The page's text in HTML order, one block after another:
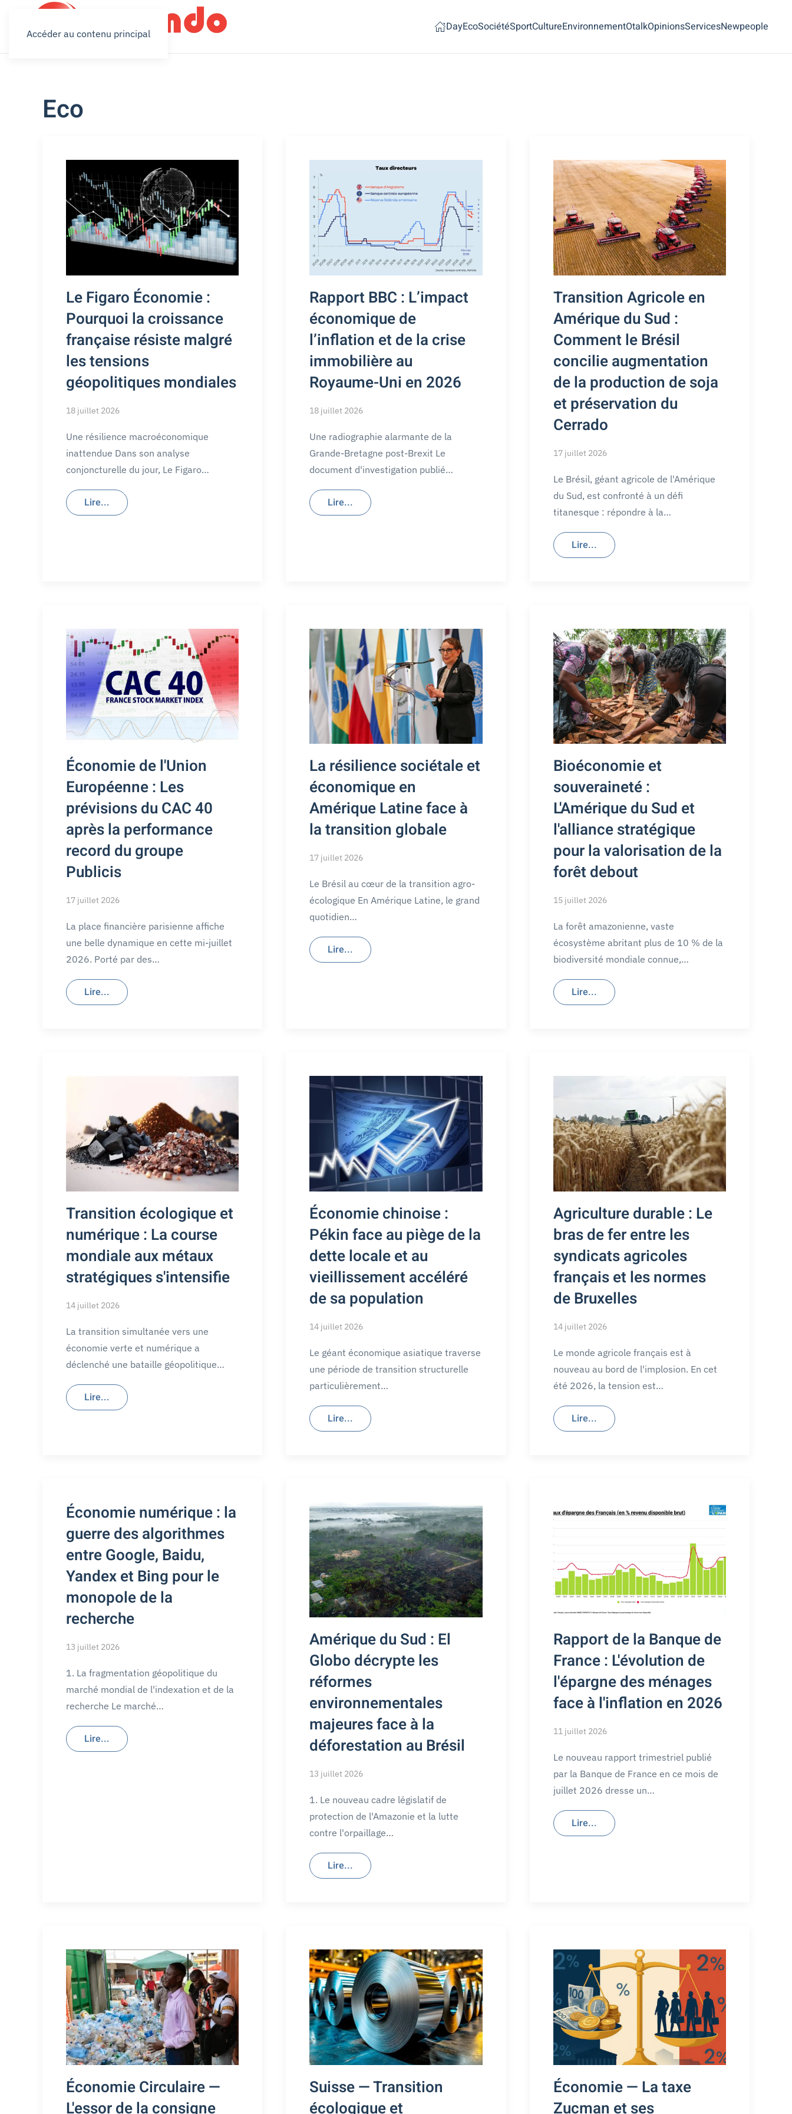
Accéder au contenu principal DayEcoSociétéSportCultureEnvironnementOtalkOpinionsServicesNewpeople
Eco
Le Figaro Économie :
Pourquoi la croissance
française résiste malgré
les tensions
géopolitiques mondiales
18 juillet 2026
Une résilience macroéconomique
inattendue Dans son analyse
conjoncturelle du jour, Le Figaro…
Lire...
Rapport BBC : L’impact
économique de
l’inflation et de la crise
immobilière au
Royaume-Uni en 2026
18 juillet 2026
Une radiographie alarmante de la
Grande-Bretagne post-Brexit Le
document d'investigation publié…
Lire...
Transition Agricole en
Amérique du Sud :
Comment le Brésil
concilie augmentation
de la production de soja
et préservation du
Cerrado
17 juillet 2026
Le Brésil, géant agricole de l'Amérique
du Sud, est confronté à un défi
titanesque : répondre à la…
Lire...
Économie de l'Union
Européenne : Les
prévisions du CAC 40
après la performance
record du groupe
Publicis
17 juillet 2026
La place financière parisienne affiche
une belle dynamique en cette mi-juillet
2026. Porté par des…
Lire...
La résilience sociétale et
économique en
Amérique Latine face à
la transition globale
17 juillet 2026
Le Brésil au cœur de la transition agro-
écologique En Amérique Latine, le grand
quotidien…
Lire...
Bioéconomie et
souveraineté :
L'Amérique du Sud et
l'alliance stratégique
pour la valorisation de la
forêt debout
15 juillet 2026
La forêt amazonienne, vaste
écosystème abritant plus de 10 % de la
biodiversité mondiale connue,…
Lire...
Transition écologique et
numérique : La course
mondiale aux métaux
stratégiques s'intensifie
14 juillet 2026
La transition simultanée vers une
économie verte et numérique a
déclenché une bataille géopolitique…
Lire...
Économie chinoise :
Pékin face au piège de la
dette locale et au
vieillissement accéléré
de sa population
14 juillet 2026
Le géant économique asiatique traverse
une période de transition structurelle
particulièrement…
Lire...
Agriculture durable : Le
bras de fer entre les
syndicats agricoles
français et les normes
de Bruxelles
14 juillet 2026
Le monde agricole français est à
nouveau au bord de l'implosion. En cet
été 2026, la tension est…
Lire...
Économie numérique : la
guerre des algorithmes
entre Google, Baidu,
Yandex et Bing pour le
monopole de la
recherche
13 juillet 2026
1. La fragmentation géopolitique du
marché mondial de l'indexation et de la
recherche Le marché…
Lire...
Amérique du Sud : El
Globo décrypte les
réformes
environnementales
majeures face à la
déforestation au Brésil
13 juillet 2026
1. Le nouveau cadre législatif de
protection de l'Amazonie et la lutte
contre l'orpaillage…
Lire...
Rapport de la Banque de
France : L'évolution de
l'épargne des ménages
face à l'inflation en 2026
11 juillet 2026
Le nouveau rapport trimestriel publié
par la Banque de France en ce mois de
juillet 2026 dresse un…
Lire...
Économie Circulaire —
L'essor de la consigne
Suisse — Transition
écologique et
Économie — La taxe
Zucman et ses